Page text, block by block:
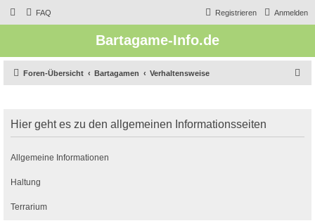
FAQ Anmelden
Registrieren
Bartagame-Info.de
Foren-Übersicht Bartagamen Verhaltensweise
e
Hier geht es zu den allgemeinen Informationsseiten
Allgemeine Informationen
Haltung
Terrarium